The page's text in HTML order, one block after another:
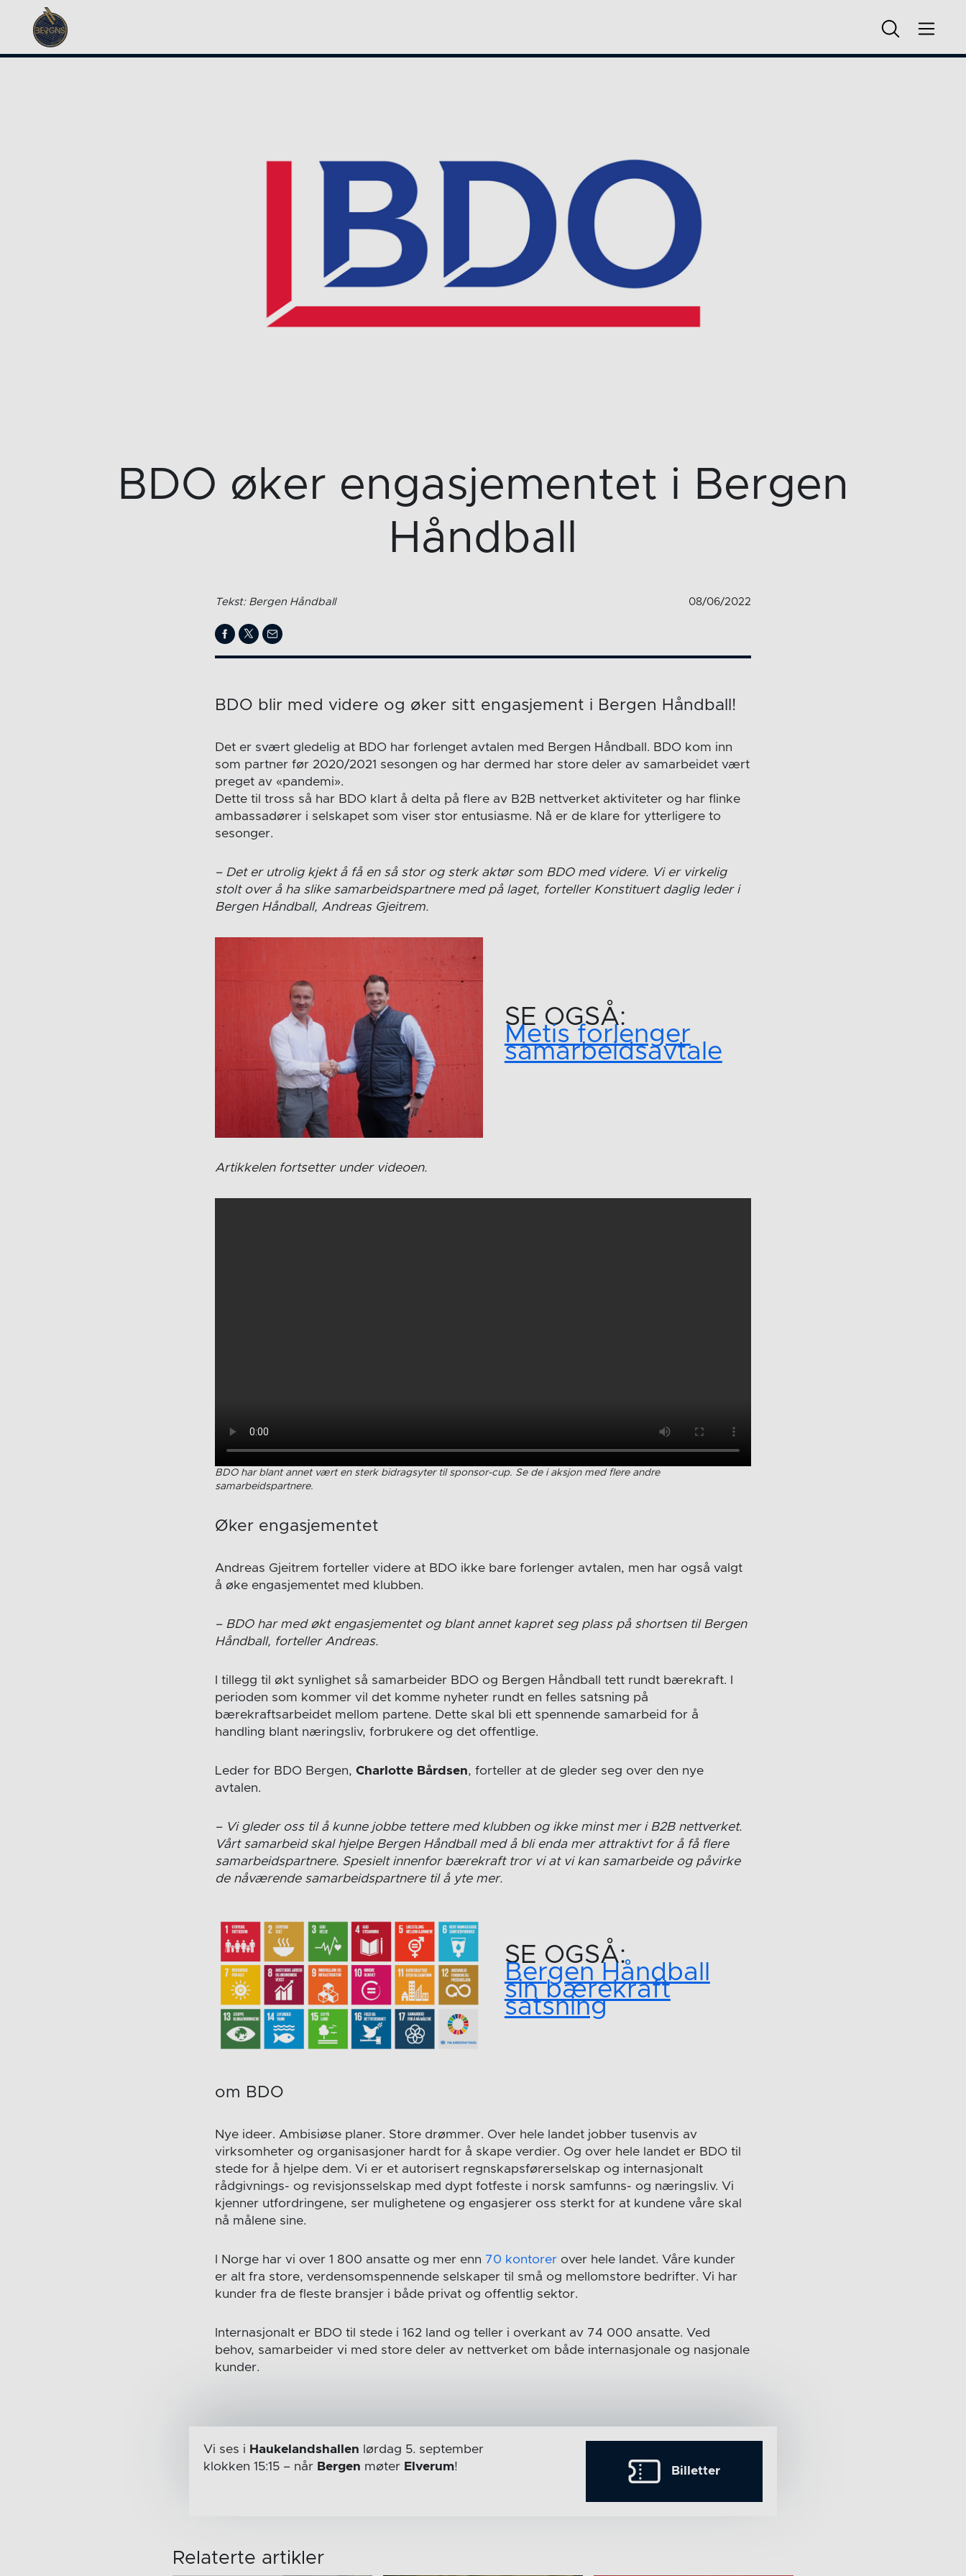
BDO øker engasjementet i Bergen
Håndball
Tekst: Bergen Håndball 08/06/2022
BDO blir med videre og øker sitt engasjement i Bergen Håndball!
Det er svært gledelig at BDO har forlenget avtalen med Bergen Håndball. BDO kom inn
som partner før 2020/2021 sesongen og har dermed har store deler av samarbeidet vært
preget av «pandemi».
Dette til tross så har BDO klart å delta på flere av B2B nettverket aktiviteter og har flinke
ambassadører i selskapet som viser stor entusiasme. Nå er de klare for ytterligere to
sesonger.
– Det er utrolig kjekt å få en så stor og sterk aktør som BDO med videre. Vi er virkelig
stolt over å ha slike samarbeidspartnere med på laget, forteller Konstituert daglig leder i
Bergen Håndball, Andreas Gjeitrem.
SE OGSÅ:
Metis forlenger
samarbeidsavtale
Artikkelen fortsetter under videoen.
BDO har blant annet vært en sterk bidragsyter til sponsor-cup. Se de i aksjon med flere andre
samarbeidspartnere.
Øker engasjementet
Andreas Gjeitrem forteller videre at BDO ikke bare forlenger avtalen, men har også valgt
å øke engasjementet med klubben.
– BDO har med økt engasjementet og blant annet kapret seg plass på shortsen til Bergen
Håndball, forteller Andreas.
I tillegg til økt synlighet så samarbeider BDO og Bergen Håndball tett rundt bærekraft. I
perioden som kommer vil det komme nyheter rundt en felles satsning på
bærekraftsarbeidet mellom partene. Dette skal bli ett spennende samarbeid for å
handling blant næringsliv, forbrukere og det offentlige.
Leder for BDO Bergen,Charlotte Bårdsen, forteller at de gleder seg over den nye
avtalen.
– Vi gleder oss til å kunne jobbe tettere med klubben og ikke minst mer i B2B nettverket.
Vårt samarbeid skal hjelpe Bergen Håndball med å bli enda mer attraktivt for å få flere
samarbeidspartnere. Spesielt innenfor bærekraft tror vi at vi kan samarbeide og påvirke
de nåværende samarbeidspartnere til å yte mer.
SE OGSÅ:
Bergen Håndball
sin bærekraft
satsning
om BDO
Nye ideer. Ambisiøse planer. Store drømmer. Over hele landet jobber tusenvis av
virksomheter og organisasjoner hardt for å skape verdier. Og over hele landet er BDO til
stede for å hjelpe dem. Vi er et autorisert regnskapsførerselskap og internasjonalt
rådgivnings- og revisjonsselskap med dypt fotfeste i norsk samfunns- og næringsliv. Vi
kjenner utfordringene, ser mulighetene og engasjerer oss sterkt for at kundene våre skal
nå målene sine.
I Norge har vi over 1 800 ansatte og mer enn 70 kontorer over hele landet. Våre kunder
er alt fra store, verdensomspennende selskaper til små og mellomstore bedrifter. Vi har
kunder fra de fleste bransjer i både privat og offentlig sektor.
Internasjonalt er BDO til stede i 162 land og teller i overkant av 74 000 ansatte. Ved
behov, samarbeider vi med store deler av nettverket om både internasjonale og nasjonale
kunder.
Vi ses i Haukelandshallen lørdag 5. september
klokken 15:15– når Bergen møter Elverum! Billetter
Relaterte artikler